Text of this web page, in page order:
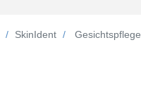
SkinIdent Gesichtspflege